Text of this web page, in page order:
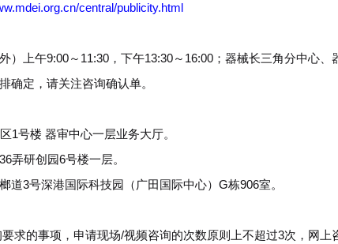
central/publicity.html
上午9:00～11:30，下午13:30～16:00；器械长三角分中心、
确定，请关注咨询确认单。
1号楼 器审中心一层业务大厅。
弄研创园6号楼一层。
道3号深港国际科技园（广田国际中心）G栋906室。
的事项，申请现场/视频咨询的次数原则上不超过3次，网上